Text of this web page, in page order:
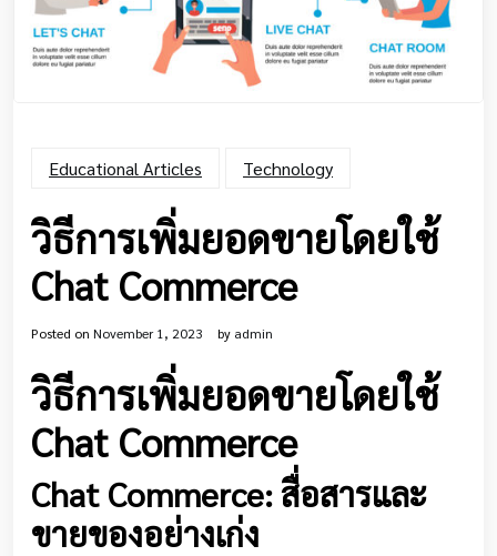
Educational Articles Technology
วิธีการเพิ่มยอดขายโดยใช้
Chat Commerce
Posted on November 1, 2023 by admin
วิธีการเพิ่มยอดขายโดยใช้
Chat Commerce
Chat Commerce: สื่อสารและ
ขายของอย่างเก่ง